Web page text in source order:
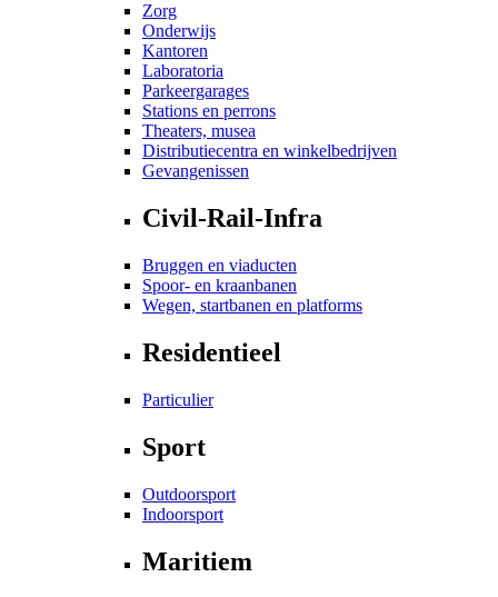
Zorg
Onderwijs
Kantoren
Laboratoria
Parkeergarages
Stations en perrons
Theaters, musea
Distributiecentra en winkelbedrijven
Gevangenissen
Civil-Rail-Infra
Bruggen en viaducten
Spoor- en kraanbanen
Wegen, startbanen en platforms
Residentieel
Particulier
Sport
Outdoorsport
Indoorsport
Maritiem